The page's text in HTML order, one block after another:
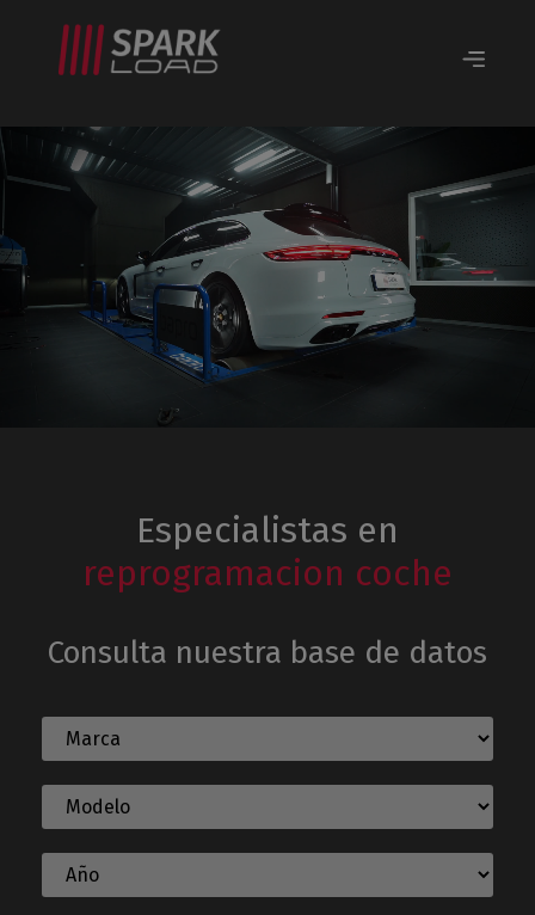
Especialistas en
reprogramacion coche
Consulta nuestra base de datos